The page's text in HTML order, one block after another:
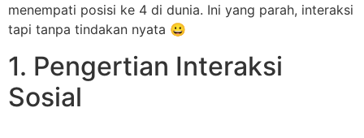
menempati posisi ke 4 di dunia. Ini yang parah, interaksi
tapi tanpa tindakan nyata 😀
1. Pengertian Interaksi
Sosial